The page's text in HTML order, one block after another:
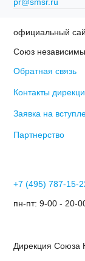
официальный
Союз
Обратная связь
Контакты
Заявка на
Партнерство
+7 (495) 787-15-
пн-пт: 9-00 - 20-
Дирекция Cоюза